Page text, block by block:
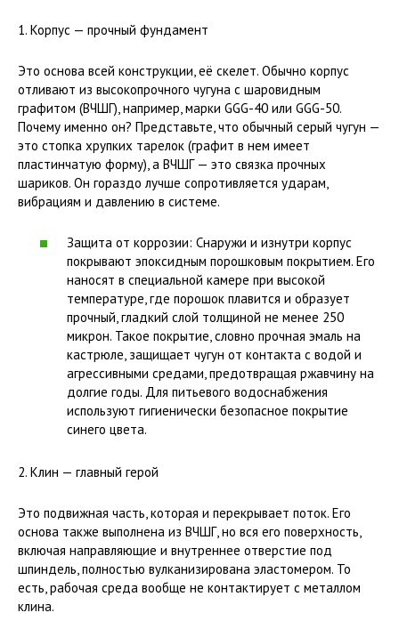
1. Корпус — прочный фундамент
Это основа всей конструкции, её скелет. Обычно корпус
отливают из высокопрочного чугуна с шаровидным
графитом (ВЧШГ), например, марки GGG-40 или GGG-50.
Почему именно он? Представьте, что обычный серый чугун —
это стопка хрупких тарелок (графит в нем имеет
пластинчатую форму), а ВЧШГ — это связка прочных
шариков. Он гораздо лучше сопротивляется ударам,
вибрациям и давлению в системе.
Защита от коррозии: Снаружи и изнутри корпус
покрывают эпоксидным порошковым покрытием. Его
наносят в специальной камере при высокой
температуре, где порошок плавится и образует
прочный, гладкий слой толщиной не менее 250
микрон. Такое покрытие, словно прочная эмаль на
кастрюле, защищает чугун от контакта с водой и
агрессивными средами, предотвращая ржавчину на
долгие годы. Для питьевого водоснабжения
используют гигиенически безопасное покрытие
синего цвета.
2. Клин — главный герой
Это подвижная часть, которая и перекрывает поток. Его
основа также выполнена из ВЧШГ, но вся его поверхность,
включая направляющие и внутреннее отверстие под
шпиндель, полностью вулканизирована эластомером. То
есть, рабочая среда вообще не контактирует с металлом
клина.